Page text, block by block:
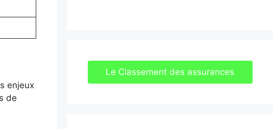
enjeux
de
Le Classement des assurances